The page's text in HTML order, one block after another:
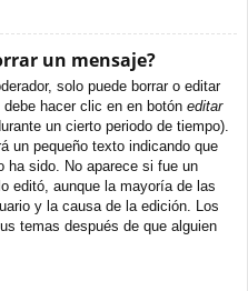
un mensaje?
solo puede borrar o editar
hacer clic en en botón editar
un cierto periodo de tiempo).
un pequeño texto indicando que
ha sido. No aparece si fue un
editó, aunque la mayoría de las
y la causa de la edición. Los
temas después de que alguien